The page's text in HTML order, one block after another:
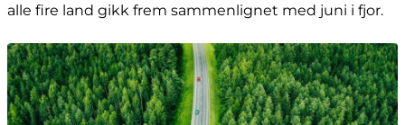
alle fire land gikk frem sammenlignet med juni i fjor.